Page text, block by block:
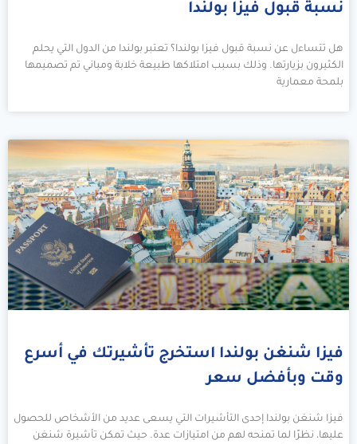
نسبة قبول فيزا بولندا
هل تتساءل عن نسبة قبول فيزا بولندا؟ تعتبر بولندا من الدول التي يحلم
الكثيرون بزيارتها. وذلك بسبب امتلاكها طبيعة خلابة ومباني تم تصميمها
بلمحة معمارية
فيزا شنغن بولندا استخرج تأشيرتك في أسرع
وقت وبأفضل سعر
فيزا شنغن بولندا إحدى التأشيرات التي يسعى عديد من الأشخاص للحصول
عليها، نظرًا لما تمنحه لهم من امتيازات عدة. حيث تمكن تأشيرة شنغن